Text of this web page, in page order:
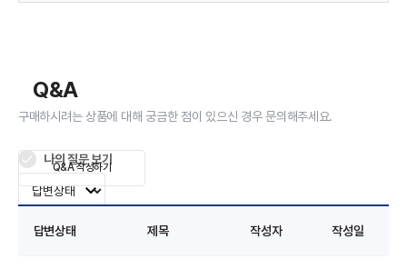
Q&A
구매하시려는 상품에 대해 궁금한 점이 있으신 경우 문의해주세요.
나의 질문 보기
답변상태 제목 작성자 작성일
Q&A 작성하기